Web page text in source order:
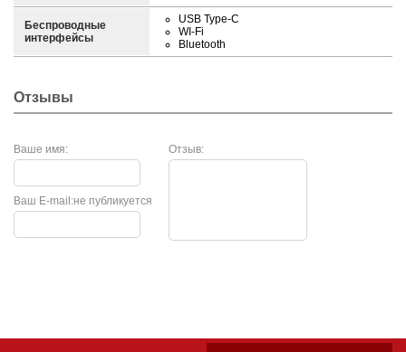
Беспроводные
интерфейсы
USB Type-C
WI-Fi
Bluetooth
Отзывы
Ваше имя: Отзыв:
не публикуется
Ваш E-mail: